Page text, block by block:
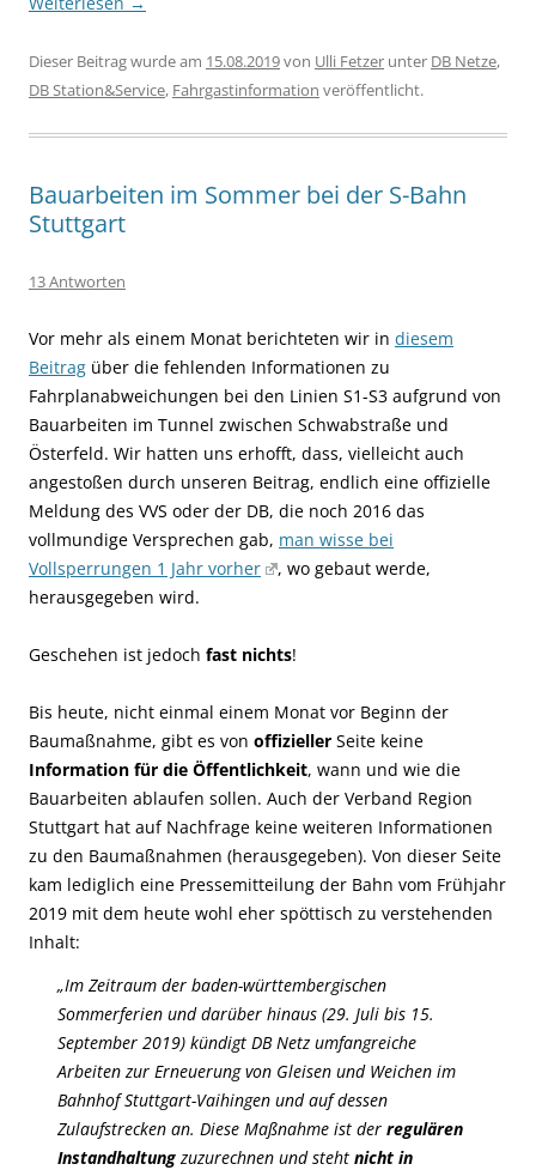
Dieser Beitrag wurde am 15.08.2019von Ulli Fetzer unter DB Netze,
DB Station&Service, Fahrgastinformation veröffentlicht.
Bauarbeiten im Sommer bei der S-Bahn
Stuttgart
13 Antworten
Vor mehr als einem Monat berichteten wir in diesem
Beitrag über die fehlenden Informationen zu
Fahrplanabweichungen bei den Linien S1-S3 aufgrund von
Bauarbeiten im Tunnel zwischen Schwabstraße und
Österfeld. Wir hatten uns erhofft, dass, vielleicht auch
angestoßen durch unseren Beitrag, endlich eine offizielle
Meldung des VVS oder der DB, die noch 2016 das
vollmundige Versprechen gab, man wisse bei
Vollsperrungen 1 Jahr vorher
, wo gebaut werde,
herausgegeben wird.
Geschehen ist jedoch fast nichts!
Bis heute, nicht einmal einem Monat vor Beginn der
Baumaßnahme, gibt es von offizieller Seite keine
Information für die Öffentlichkeit, wann und wie die
Bauarbeiten ablaufen sollen. Auch der Verband Region
Stuttgart hat auf Nachfrage keine weiteren Informationen
zu den Baumaßnahmen (herausgegeben). Von dieser Seite
kam lediglich eine Pressemitteilung der Bahn vom Frühjahr
2019 mit dem heute wohl eher spöttisch zu verstehenden
Inhalt:
„Im Zeitraum der baden-württembergischen
Sommerferien und darüber hinaus (29. Juli bis 15.
September 2019) kündigt DB Netz umfangreiche
Arbeiten zur Erneuerung von Gleisen und Weichen im
Bahnhof Stuttgart-Vaihingen und auf dessen
Zulaufstrecken an. Diese Maßnahme ist der regulären
Instandhaltungzuzurechnen und steht nicht in